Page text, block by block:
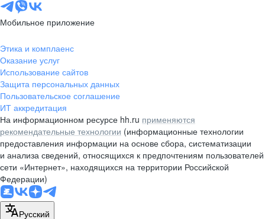
Мобильное приложение
Этика и комплаенс
Оказание услуг
Использование сайтов
Защита персональных данных
Пользовательское соглашение
ИТ аккредитация
На информационном ресурсе hh.ru применяются
рекомендательные технологии (информационные технологии
предоставления информации на основе сбора, систематизации
и анализа сведений, относящихся к предпочтениям пользователей
сети «Интернет», находящихся на территории Российской
Федерации)
Русский